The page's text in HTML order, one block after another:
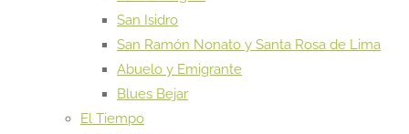
San Isidro
San Ramón Nonato y Santa Rosa de Lima
Abuelo y Emigrante
Blues Bejar
El Tiempo